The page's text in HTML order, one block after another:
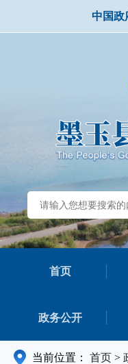
中国政
首页
政务公开
当前位置： 首页 >